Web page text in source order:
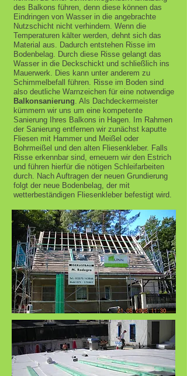
des Balkons führen, denn diese können das
Eindringen von Wasser in die angebrachte
Nutzschicht nicht verhindern. Wenn die
Temperaturen kälter werden, dehnt sich das
Material aus. Dadurch entstehen Risse im
Bodenbelag. Durch diese Risse gelangt das
Wasser in die Deckschickt und schließlich ins
Mauerwerk. Dies kann unter anderem zu
Schimmelbefall führen. Risse im Boden sind
also deutliche Warnzeichen für eine notwendige
Balkonsanierung. Als Dachdeckermeister
kümmern wir uns um eine kompetente
Sanierung Ihres Balkons in Hagen. Im Rahmen
der Sanierung entfernen wir zunächst kaputte
Fliesen mit Hammer und Meißel oder
Bohrmeißel und den alten Fliesenkleber. Falls
Risse erkennbar sind, erneuern wir den Estrich
und führen hierfür die nötigen Schleifarbeiten
durch. Nach Auftragen der neuen Grundierung
folgt der neue Bodenbelag, der mit
wetterbeständigen Fliesenkleber befestigt wird.